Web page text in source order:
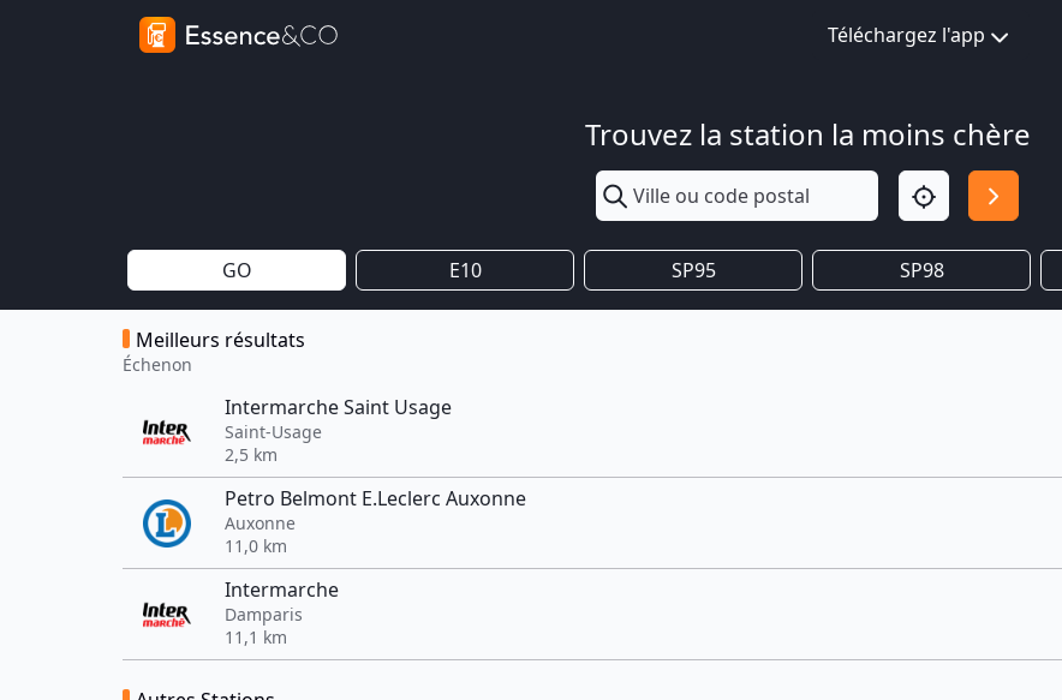
Téléchargez l'app
Trouvez la station la moins chère
GO E10 SP95 SP98
Meilleurs résultats
Échenon
Intermarche Saint Usage
Saint-Usage
2,5 km
Petro Belmont E.Leclerc Auxonne
Auxonne
11,0 km
Intermarche
Damparis
11,1 km